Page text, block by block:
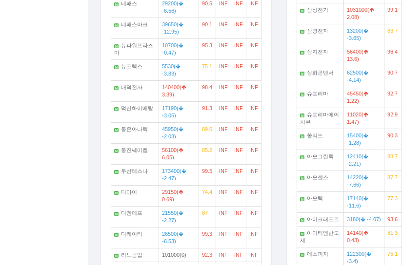
N 네패스
29200(
-6.56)
90.5 INF INF INF
N 네패스아크
39650(
-12.95)
90.1 INF INF INF
N
뉴파워프라즈
마
10700(
-0.47)
95.3 INF INF INF
N 뉴프렉스
5530(
-3.83)
75.1 INF INF INF
N 대덕전자
140400(
3.39)
98.4 INF INF INF
N 덕산하이메탈
17190(
-3.05)
91.3 INF INF INF
N 동운아나텍
45950(
-2.03)
89.6 INF INF INF
N 동진쎄미켐
56100(
6.05)
85.2 INF INF INF
N 두산테스나
173400(
-2.47)
99.5 INF INF INF
N 디아이
29150(
0.69)
74.4 INF INF INF
N 디엔에프
21550(
-2.27)
87 INF INF INF
N 디케이티
26500(
-6.53)
99.3 INF INF INF
N 리노공업 101000(0) 92.3 INF INF INF
N 삼성전기
1031000(
2.08)
99.1
N 삼영전자
13200(
-3.65)
83.7
N 삼지전자
56400(
13.6)
96.4
N 삼화콘덴서
62500(
-4.14)
90.7
N 슈프리마
45450(
1.22)
92.7
N
슈프리마에이
치큐
11020(
1.47)
92.9
N 쏠리드
15400(
-1.28)
90.3
N 아모그린텍
12410(
-2.21)
88.7
N 아모센스
14220(
-7.66)
87.7
N 아모텍
17140(
-11.6)
77.3
N 아이크래프트 3180( -4.07) 93.6
N
아이티엠반도
제
14140(
0.43)
81.3
N 에스피지
122300(
-3.4)
75.1